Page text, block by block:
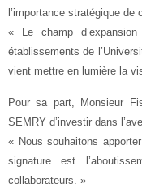
l’importance stratégique de
« Le champ
établissements de
vient mettre en lumière la
Pour sa part, Monsieur
SEMRY d’investir dans
« Nous souhaitons
signature est
collaborateurs. »